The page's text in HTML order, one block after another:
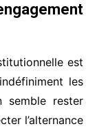
est
les
semble rester
l’alternance